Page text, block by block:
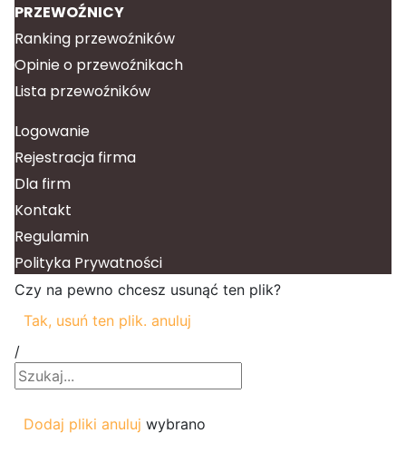
PRZEWOŹNICY
Ranking przewoźników
Opinie o przewoźnikach
Lista przewoźników
Logowanie
Rejestracja firma
Dla firm
Kontakt
Regulamin
Polityka Prywatności
Czy na pewno chcesz usunąć ten plik?
Tak, usuń ten plik. anuluj
/
Dodaj pliki anuluj wybrano